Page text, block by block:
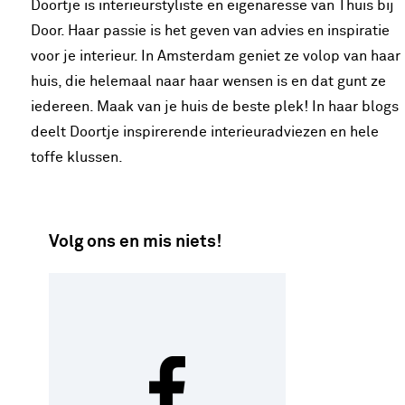
Doortje is interieurstyliste en eigenaresse van Thuis bij
Door. Haar passie is het geven van advies en inspiratie
voor je interieur. In Amsterdam geniet ze volop van haar
huis, die helemaal naar haar wensen is en dat gunt ze
iedereen. Maak van je huis de beste plek! In haar blogs
deelt Doortje inspirerende interieuradviezen en hele
toffe klussen.
Volg ons en mis niets!